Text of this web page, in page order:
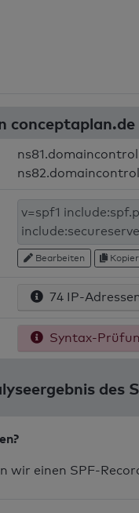
conceptaplan.de
Bearbeiten
74 IP-
Syntax-
des
wir einen SPF-